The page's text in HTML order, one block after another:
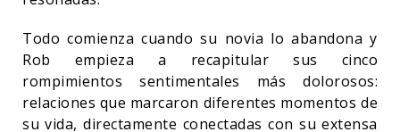
Todo comienza cuando su novia lo abandona y
Rob empieza a recapitular sus cinco
rompimientos sentimentales más dolorosos:
relaciones que marcaron diferentes momentos de
su vida, directamente conectadas con su extensa